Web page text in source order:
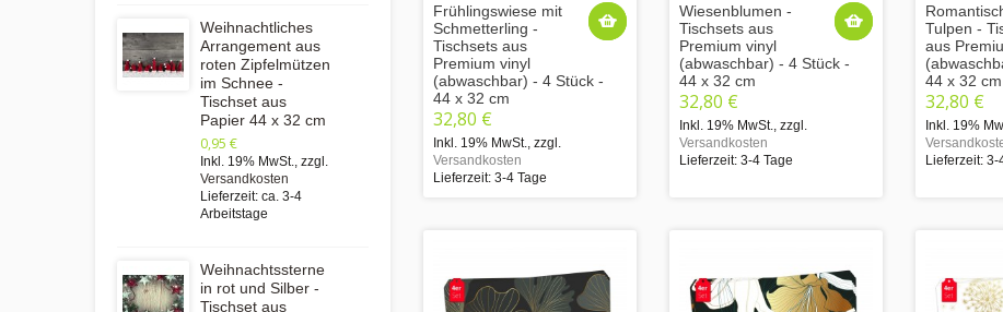
Frühlingswiese mit
Schmetterling -
Tischsets aus
Premium vinyl
(abwaschbar) - 4 Stück -
44 x 32 cm
32,80 €
Inkl. 19% MwSt. zzgl.
Versandkosten
Lieferzeit: 3-4 Tage
Wiesenblumen -
Tischsets aus
Premium vinyl
(abwaschbar) - 4 Stück -
44 x 32 cm
32,80 €
Inkl. 19% MwSt. zzgl.
Versandkosten
Lieferzeit: 3-4 Tage
Tulpen -
aus
44 x 32 cm
32,80 €
Inkl. 19%
Lieferzeit: 3-
Weihnachtliches
Arrangement aus
roten Zipfelmützen
im Schnee -
Tischset aus
Papier 44 x 32 cm
0,95 €
Inkl. 19% MwSt., zzgl.
Versandkosten
Lieferzeit: ca. 3-4
Arbeitstage
Weihnachtssterne
in rot und Silber -
Tischset aus